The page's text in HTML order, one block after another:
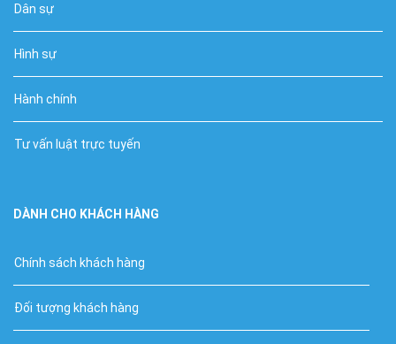
Dân sự
Hình sự
Hành chính
Tư vấn luật trực tuyến
DÀNH CHO KHÁCH HÀNG
Chính sách khách hàng
Đối tượng khách hàng